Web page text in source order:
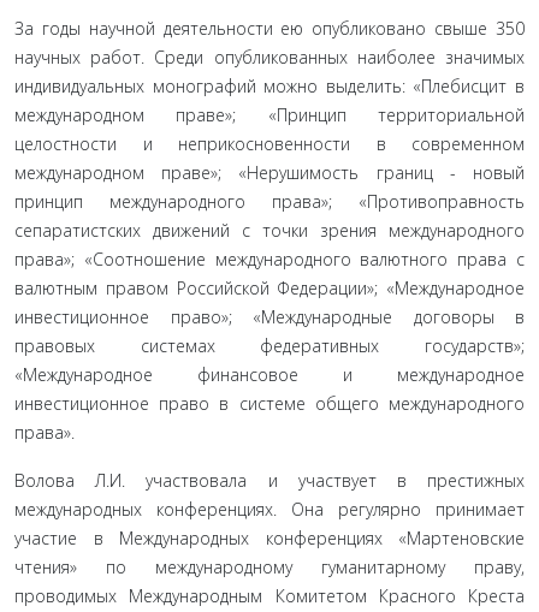
За годы научной деятельности ею опубликовано свыше 350
научных работ. Среди опубликованных наиболее значимых
индивидуальных монографий можно выделить: «Плебисцит в
международном праве»; «Принцип территориальной
целостности и неприкосновенности в современном
международном праве»; «Нерушимость границ - новый
принцип международного права»; «Противоправность
сепаратистских движений с точки зрения международного
права»; «Соотношение международного валютного права с
валютным правом Российской Федерации»; «Международное
инвестиционное право»; «Международные договоры в
правовых системах федеративных государств»;
«Международное финансовое и международное
инвестиционное право в системе общего международного
права».
Волова Л.И. участвовала и участвует в престижных
международных конференциях. Она регулярно принимает
участие в Международных конференциях «Мартеновские
чтения» по международному гуманитарному праву,
проводимых Международным Комитетом Красного Креста